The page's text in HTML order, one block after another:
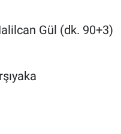
Gül (dk. 90+3)